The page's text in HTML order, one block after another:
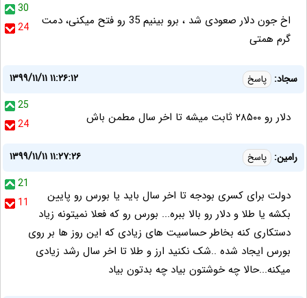
30
24
اخ جون دلار صعودی شد ، برو بینیم 35 رو فتح میکنی، دمت
گرم همتی
سجاد: پاسخ
۱۳۹۹/۱۱/۱۱ ۱۱:۲۶:۱۲
25
24
دلار رو ۲۸۵۰۰ ثابت میشه تا اخر سال مطمن باش
رامین: پاسخ
۱۳۹۹/۱۱/۱۱ ۱۱:۲۷:۲۶
21
11
دولت برای کسری بودجه تا اخر سال باید یا بورس رو پایین
بکشه یا طلا و دلار رو بالا ببره... بورس رو که فعلا نمیتونه زیاد
دستکاری کنه بخاطر حساسیت های زیادی که این روز ها بر روی
بورس ایجاد شده ..شک نکنید ارز و طلا تا اخر سال رشد زیادی
میکنه...حالا چه خوشتون بیاد چه بدتون بیاد